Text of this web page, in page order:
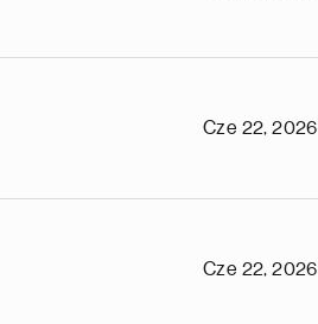
Cze 22, 2026
Cze 22, 2026